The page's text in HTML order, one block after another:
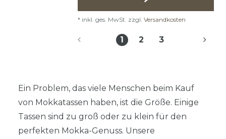
* inkl. ges. MwSt. zzgl. Versandkosten
1 2 3
Ein Problem, das viele Menschen beim Kauf
von Mokkatassen haben, ist die Größe. Einige
Tassen sind zu groß oder zu klein für den
perfekten Mokka-Genuss. Unsere